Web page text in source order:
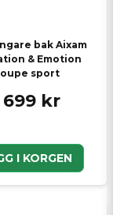
bak Aixam
& Emotion
sport
699 kr
I KORGEN